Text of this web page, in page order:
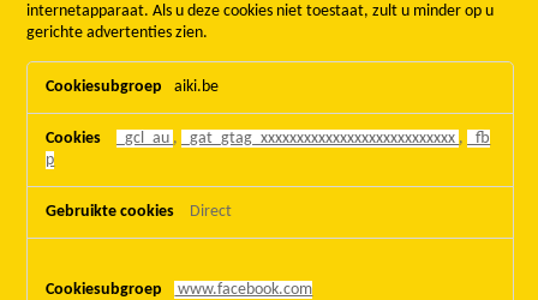
internetapparaat. Als u deze cookies niet toestaat, zult u minder op u
gerichte advertenties zien.
Doelgroepgerichte
cookies
aiki.be
_gcl_au , _gat_gtag_xxxxxxxxxxxxxxxxxxxxxxxxxxx ,
_fb
p
Direct
www.facebook.com